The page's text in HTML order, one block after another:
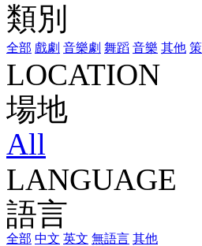
類別
全部 戲劇 音樂劇 舞蹈 音樂 其他
LOCATION
場地
All
LANGUAGE
語言
全部 中文 英文 無語言 其他